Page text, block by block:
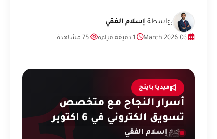
بواسطة إسلام الفقي
ميديا باينج
أسرار النجاح مع متخصص
تسويق الكتروني في 6 اكتوبر
إسلام الفقي